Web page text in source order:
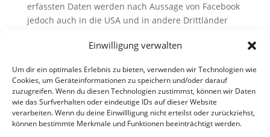
Einwilligung verwalten
Um dir ein optimales Erlebnis zu bieten, verwenden wir Technologien wie
Cookies, um Geräteinformationen zu speichern und/oder darauf
zuzugreifen. Wenn du diesen Technologien zustimmst, können wir Daten
wie das Surfverhalten oder eindeutige IDs auf dieser Website
verarbeiten. Wenn du deine Einwillligung nicht erteilst oder zurückziehst,
können bestimmte Merkmale und Funktionen beeinträchtigt werden.
erfassten Daten werden nach Aussage von Facebook
jedoch auch in die USA und in andere Drittländer
Elemente finden Sie hier:
https://developers.facebook.com/docs/plugins/?
locale=de_DE.
Wenn das Social-Media-Element aktiv ist, wird eine